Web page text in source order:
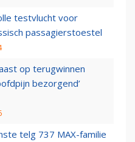
testvlucht voor
passagierstoestel
op terugwinnen
bezorgend’
telg 737 MAX-familie